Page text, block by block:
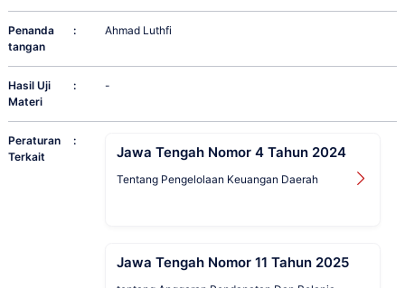
Penanda
tangan
: Ahmad Luthfi
Hasil Uji
Materi
: -
Peraturan
Terkait
:
Jawa Tengah Nomor 4 Tahun 2024
Tentang Pengelolaan Keuangan Daerah
Jawa Tengah Nomor 11 Tahun 2025